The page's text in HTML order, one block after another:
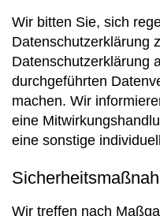
Wir bitten Sie, sich
Datenschutzerklärung
Datenschutzerklärung
durchgeführten
machen. Wir
eine
eine sonstige
Wir treffen nach